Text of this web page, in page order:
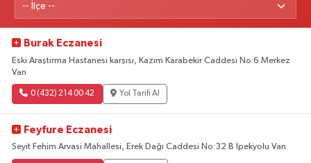
Burak Eczanesi
Eski Araştırma Hastanesi karşısı, Kazım Karabekir Caddesi No:6 Merkez
Van
0 (432) 214 00 42 Yol Tarifi Al
Feyfure Eczanesi
Seyit Fehim Arvasi Mahallesi, Erek Dağı Caddesi No:32 B İpekyolu Van